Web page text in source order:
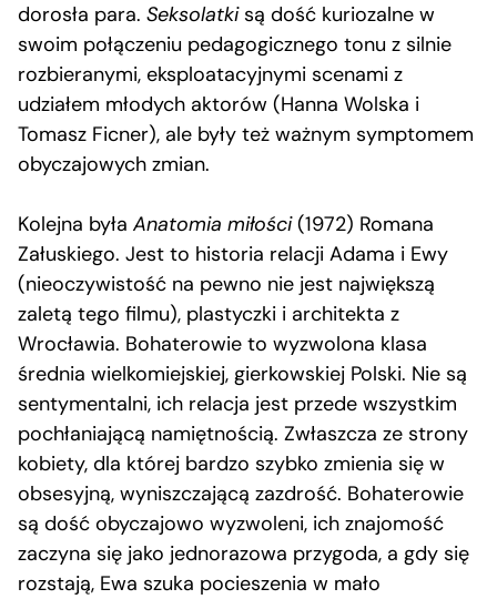
dorosła para. Seksolatkisą dość kuriozalne w
swoim połączeniu pedagogicznego tonu z silnie
rozbieranymi, eksploatacyjnymi scenami z
udziałem młodych aktorów (Hanna Wolska i
Tomasz Ficner), ale były też ważnym symptomem
obyczajowych zmian.
Kolejna była Anatomia miłości(1972) Romana
Załuskiego. Jest to historia relacji Adama i Ewy
(nieoczywistość na pewno nie jest największą
zaletą tego filmu), plastyczki i architekta z
Wrocławia. Bohaterowie to wyzwolona klasa
średnia wielkomiejskiej, gierkowskiej Polski. Nie są
sentymentalni, ich relacja jest przede wszystkim
pochłaniającą namiętnością. Zwłaszcza ze strony
kobiety, dla której bardzo szybko zmienia się w
obsesyjną, wyniszczającą zazdrość. Bohaterowie
są dość obyczajowo wyzwoleni, ich znajomość
zaczyna się jako jednorazowa przygoda, a gdy się
rozstają, Ewa szuka pocieszenia w mało